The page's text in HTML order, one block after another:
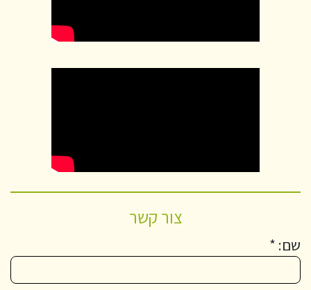
צור קשר
שם: *